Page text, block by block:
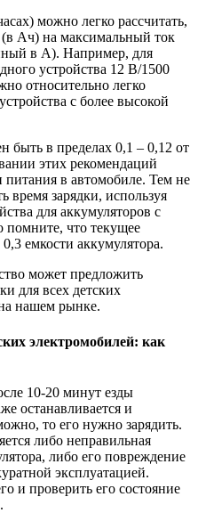
можно легко рассчитать,
(в Ач) на максимальный ток
в А). Например, для
устройства 12 В/1500
относительно легко
с более высокой
быть в пределах 0,1 – 0,12 от
этих рекомендаций
в автомобиле. Тем не
время зарядки, используя
для аккумуляторов с
помните, что текущее
емкости аккумулятора.
может предложить
для всех детских
нашем рынке.
электромобилей: как
10-20 минут езды
останавливается и
то его нужно зарядить.
либо неправильная
либо его повреждение
эксплуатацией.
и проверить его состояние